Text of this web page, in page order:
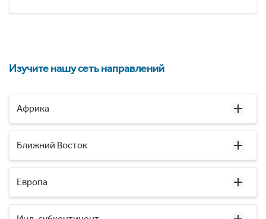
Изучите нашу сеть направлений
Африка
Ближний Восток
Европа